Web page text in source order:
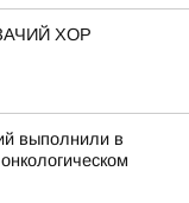
ХОР
выполнили в